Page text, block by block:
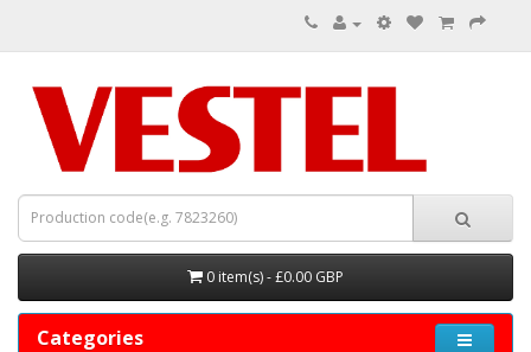
0 item(s) - £0.00 GBP
Categories